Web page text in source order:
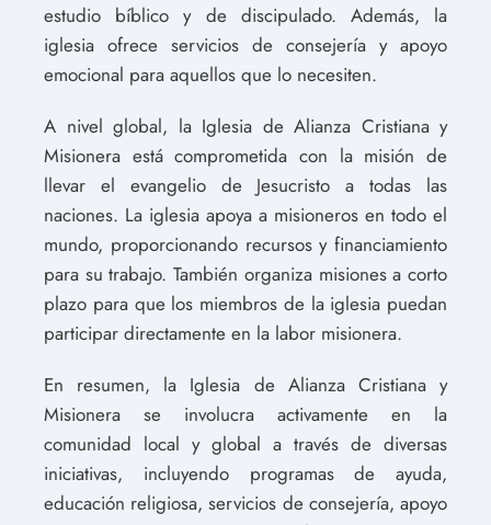
estudio bíblico y de discipulado. Además, la
iglesia ofrece servicios de consejería y apoyo
emocional para aquellos que lo necesiten.
A nivel global, la Iglesia de Alianza Cristiana y
Misionera está comprometida con la misión de
llevar el evangelio de Jesucristo a todas las
naciones. La iglesia apoya a misioneros en todo el
mundo, proporcionando recursos y financiamiento
para su trabajo. También organiza misiones a corto
plazo para que los miembros de la iglesia puedan
participar directamente en la labor misionera.
En resumen, la Iglesia de Alianza Cristiana y
Misionera se involucra activamente en la
comunidad local y global a través de diversas
iniciativas, incluyendo programas de ayuda,
educación religiosa, servicios de consejería, apoyo